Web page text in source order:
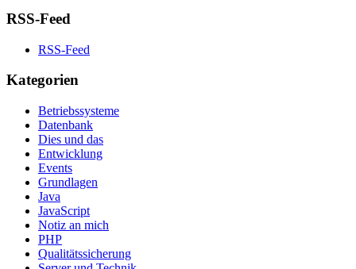
RSS-Feed
RSS-Feed
Kategorien
Betriebssysteme
Datenbank
Dies und das
Entwicklung
Events
Grundlagen
Java
JavaScript
Notiz an mich
PHP
Qualitätssicherung